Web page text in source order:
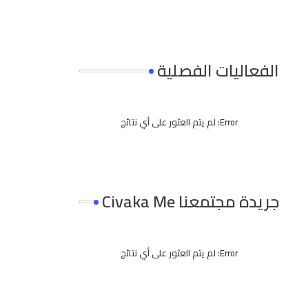
الفعاليات الفصلية
Error: لم يتم العثور على أي نتائج
جريدة مجتمعنا Civaka Me
Error: لم يتم العثور على أي نتائج